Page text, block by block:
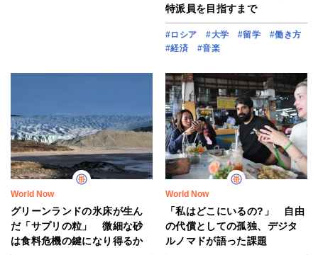
特派員を目指すまで
#ロシア #大学 #留学
#働き方
#経済
#音楽
World Now
グリーンランドの氷床が生ん
だ「サプリの粒」 微細な砂
は食料危機の鍵になり得るか
World Now
「私はどこにいるの?」 自由
の代償としての孤独、デジタ
ルノマドが語った課題